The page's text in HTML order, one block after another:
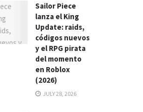
Sailor Piece
lanza el King
Update: raids,
códigos nuevos
y el RPG pirata
del momento
en Roblox
(2026)
JULY 28, 2026